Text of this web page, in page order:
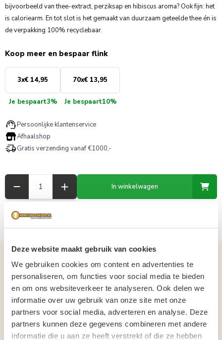
Deze website maakt gebruik van cookies
We gebruiken cookies om content en advertenties te
personaliseren, om functies voor social media te bieden
en om ons websiteverkeer te analyseren. Ook delen we
informatie over uw gebruik van onze site met onze
partners voor social media, adverteren en analyse. Deze
partners kunnen deze gegevens combineren met andere
informatie die u aan ze heeft verstrekt of die ze hebben
bijvoorbeeld van thee-extract, perziksap en hibiscus aroma? Ook fijn: het
is caloriearm. En tot slot is het gemaakt van duurzaam geteelde thee én is
de verpakking 100% recyclebaar.
Koop meer en bespaar flink
3x€ 14,95
Je bespaart3%
70x€ 13,95
Je bespaart10%
Persoonlijke klantenservice
Afhaalshop
Gratis verzending vanaf €1000,-
In winkelwagen
Details over het product
Fuze tea Green Tea | Krat 24x20cl Horecaflesjes | Statiegeld 5,00 euro
FUZE TEA is ijsthee zoals je die je nooit hebt geproefd. Dat komt door de
combinatie van bijzondere en onverwachte smaken. Wat dacht je
bijvoorbeeld van thee-extract, perziksap en hibiscus aroma? Ook fijn: het
is caloriearm. En tot slot is het gemaakt van duurzaam geteelde thee én is